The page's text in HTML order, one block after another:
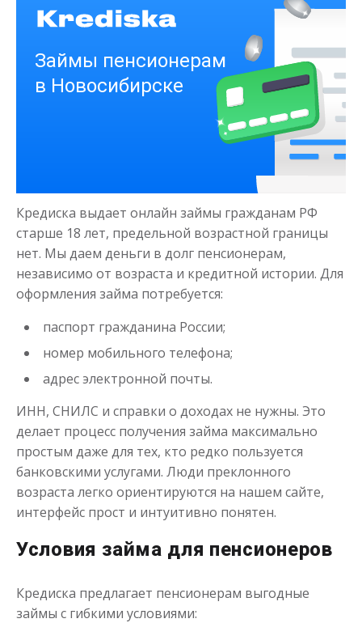
50 000
Срок от 1до 21 дня
Получить
Моментальный займ
Сумма до50 000₽
Срок от 1до 21 дня
Получить
Кредиска выдает онлайн займы гражданам РФ
старше 18 лет, предельной возрастной границы
нет. Мы даем деньги в долг пенсионерам,
независимо от возраста и кредитной истории. Для
оформления займа потребуется:
паспорт гражданина России;
номер мобильного телефона;
адрес электронной почты.
ИНН, СНИЛС и справки о доходах не нужны. Это
делает процесс получения займа максимально
простым даже для тех, кто редко пользуется
банковскими услугами. Люди преклонного
возраста легко ориентируются на нашем сайте,
интерфейс прост и интуитивно понятен.
Условия займа для пенсионеров
Кредиска предлагает пенсионерам выгодные
займы с гибкими условиями: